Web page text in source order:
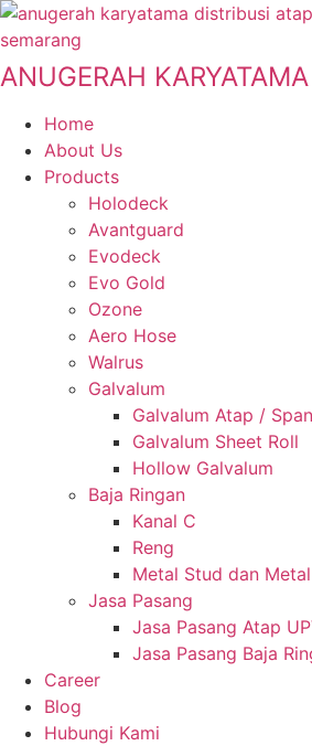
Skip
to
content
ANUGERAH KARYATAMA
Home
About Us
Products
Holodeck
Avantguard
Evodeck
Evo Gold
Ozone
Aero Hose
Walrus
Galvalum
Galvalum Atap /
Galvalum Sheet Roll
Hollow Galvalum
Baja Ringan
Kanal C
Reng
Metal Stud dan
Jasa Pasang
Jasa Pasang Atap
Jasa Pasang Baja
Career
Blog
Hubungi Kami